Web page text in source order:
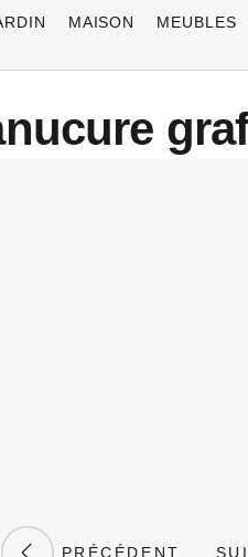
MAISON MEUBLES
PRÉCÉDENT